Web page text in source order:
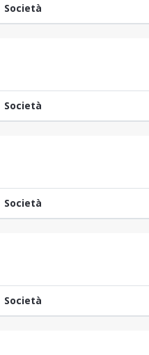
Società
Società
Società
Società